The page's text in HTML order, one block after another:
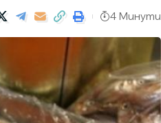
4 Минути